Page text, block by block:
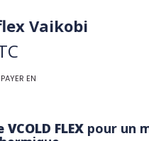
Vaikobi
EN
FLEX pour un